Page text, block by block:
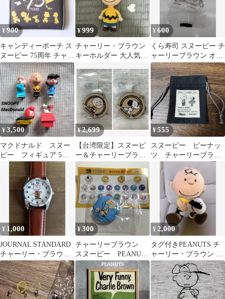
¥900
キャンディーポーチ ス
ヌーピー 75周年 チャー
リーブラウン
¥999
チャーリー・ブラウン
キーホルダー 大人気、
¥600
くら寿司 スヌーピー チ
ャーリーブラウン オリ
ジナルクリアキーホル
ダー
¥3,500
マクドナルド スヌー
ピー フィギュア 5体
セット スヌーピー チャ
ーリーブラウン
¥2,699
【台湾限定】スヌーピ
ー＆チャーリーブラウ
ン70周年記念木製キー
ホルダー1950s
¥555
スヌーピー ピーナッ
ツ チャーリーブラウ
ン ミニ巾着 ポーチ
¥ 1,000
JOURNAL STANDARD
チャーリー・ブラウン
腕時計 オトナミューズ
¥300
チャーリーブラウン
スヌーピー PEANUTS
くら寿司 コラボ 缶
バッジ
¥ 2,000
タグ付きPEANUTS チ
ャーリー・ブラウン ス
ヌーピー ぬいぐるみ